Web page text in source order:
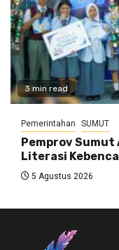
3 min read
Pemerintahan SUMUT
Pemprov Sumut
Literasi
5 Agustus 2026